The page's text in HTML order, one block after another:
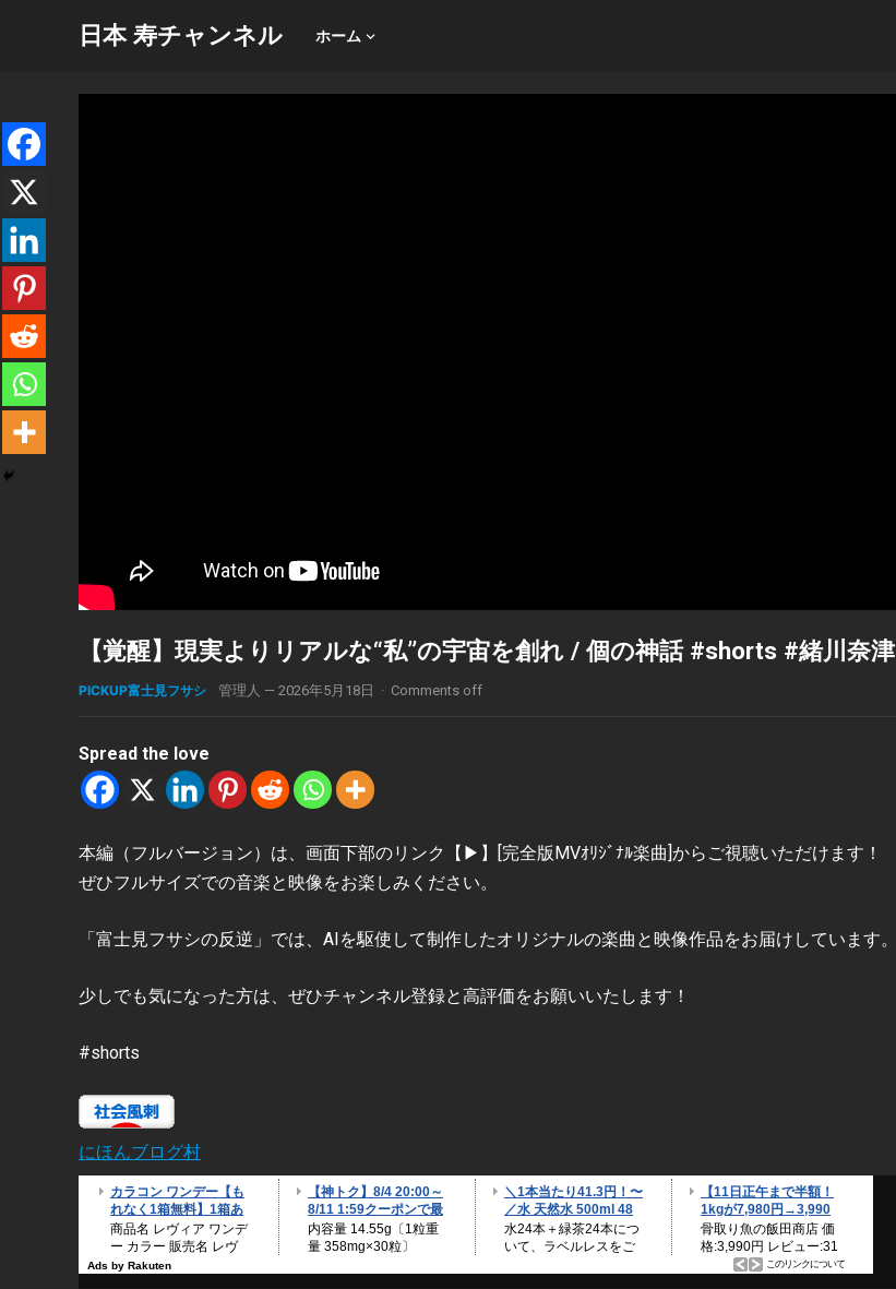
日本 寿チャンネル ホーム
【覚醒】現実よりリアルな“私”の宇宙を創れ / 個の神話 #shorts #緒川奈津
PICKUP富士見フサシ 管理人 — 2026年5月18日 · Comments off
Spread the love
本編（フルバージョン）は、画面下部のリンク【▶︎】[完全版MVｵﾘｼﾞﾅﾙ楽曲]からご視聴いただけます！
ぜひフルサイズでの音楽と映像をお楽しみください。
「富士見フサシの反逆」では、AIを駆使して制作したオリジナルの楽曲と映像作品をお届けしています。
少しでも気になった方は、ぜひチャンネル登録と高評価をお願いいたします！
#shorts
にほんブログ村